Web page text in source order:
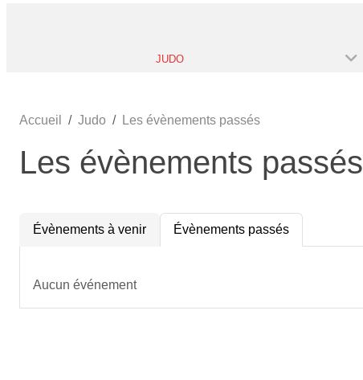
JUDO
Accueil Judo Les évènements passés
Les évènements passés
Évènements à venir Évènements passés
Aucun événement